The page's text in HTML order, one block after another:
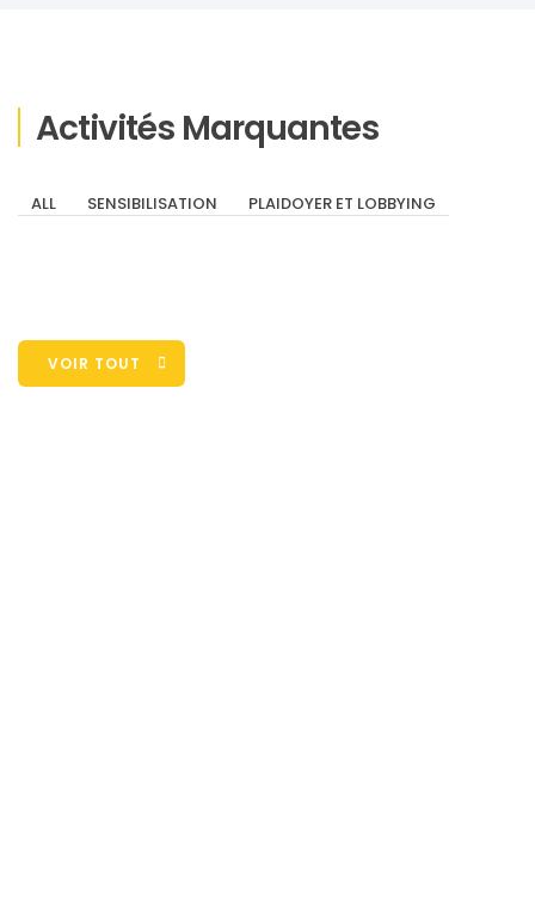
Activités Marquantes
ALL SENSIBILISATION PLAIDOYER ET LOBBYING
VOIR TOUT